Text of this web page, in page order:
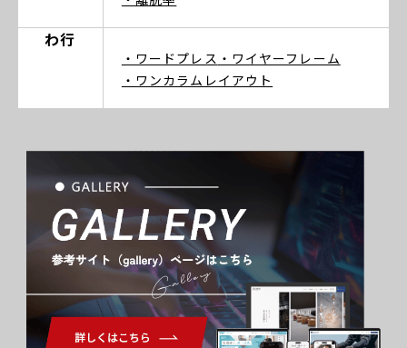
わ行
・ワードプレス ・ワイヤーフレーム
・ワンカラムレイアウト
Gallery